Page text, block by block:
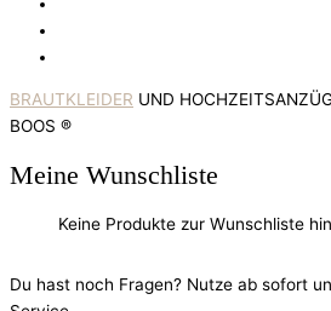
BRAUTKLEIDER UND
BOOS ®
Meine Wunschliste
Keine Produkte zur Wunschliste
Du hast noch Fragen? Nutze ab sofort